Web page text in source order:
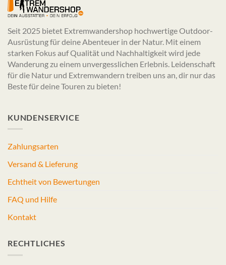
Seit 2025 bietet Extremwandershop hochwertige Outdoor-
Ausrüstung für deine Abenteuer in der Natur. Mit einem
starken Fokus auf Qualität und Nachhaltigkeit wird jede
Wanderung zu einem unvergesslichen Erlebnis. Leidenschaft
für die Natur und Extremwandern treiben uns an, dir nur das
Beste für deine Touren zu bieten!
KUNDENSERVICE
Zahlungsarten
Versand & Lieferung
Echtheit von Bewertungen
FAQ und Hilfe
Kontakt
RECHTLICHES